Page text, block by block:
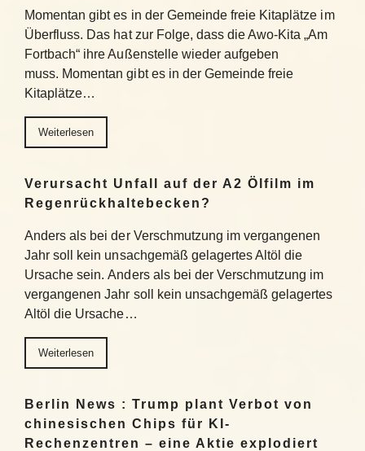
Momentan gibt es in der Gemeinde freie Kitaplätze im
Überfluss. Das hat zur Folge, dass die Awo-Kita „Am
Fortbach“ ihre Außenstelle wieder aufgeben
muss. Momentan gibt es in der Gemeinde freie
Kitaplätze…
Weiterlesen
Verursacht Unfall auf der A2 Ölfilm im
Regenrückhaltebecken?
Anders als bei der Verschmutzung im vergangenen
Jahr soll kein unsachgemäß gelagertes Altöl die
Ursache sein. Anders als bei der Verschmutzung im
vergangenen Jahr soll kein unsachgemäß gelagertes
Altöl die Ursache…
Weiterlesen
Berlin News : Trump plant Verbot von
chinesischen Chips für KI-
Rechenzentren – eine Aktie explodiert